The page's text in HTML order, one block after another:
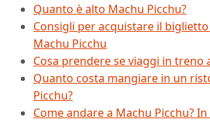
Quanto è alto Machu Picchu?
Consigli per acquistare il
Machu Picchu
Cosa prendere se viaggi in treno
Quanto costa mangiare in un
Picchu?
Come andare a Machu Picchu?